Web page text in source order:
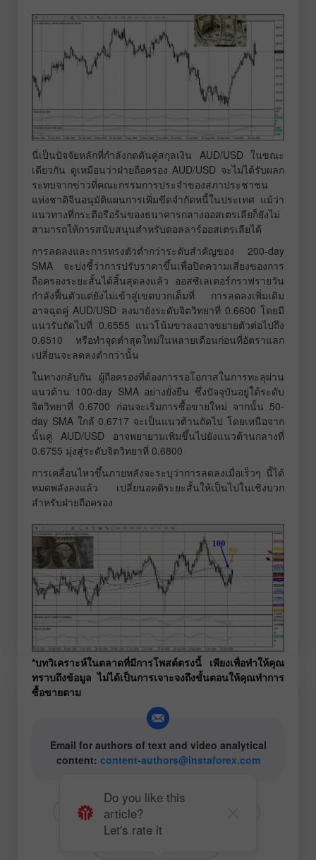
นี่เป็นปัจจัยหลักที่กำลังกดดันคู่สกุลเงิน AUD/USD ในขณะ
เดียวกัน ดูเหมือนว่าฝ่ายถือครอง AUD/USD จะไม่ได้รับผลก
ระทบจากข่าวที่คณะกรรมการประจำของสภาประชาชน
แห่งชาติจีนอนุมัติแผนการเพิ่มขีดจำกัดหนี้ในประเทศ แม้ว่า
แนวทางที่กระตือรือร้นของธนาคารกลางออสเตรเลียก็ยังไม่
สามารถให้การสนับสนุนสำหรับดอลลาร์ออสเตรเลียได้
การลดลงและการทรงตัวต่ำกว่าระดับสำคัญของ 200-day
SMA จะบ่งชี้ว่าการปรับราคาขึ้นเพื่อปิดความเสี่ยงของการ
ถือครองระยะสั้นได้สิ้นสุดลงแล้ว ออสซิเลเตอร์กราฟรายวัน
กำลังฟื้นตัวแต่ยังไม่เข้าสู่เขตบวกเต็มที่ การลดลงเพิ่มเติม
อาจฉุดคู่ AUD/USD ลงมายังระดับจิตวิทยาที่ 0.6600 โดยมี
แนวรับถัดไปที่ 0.6555 แนวโน้มขาลงอาจขยายตัวต่อไปถึง
0.6510 หรือทำจุดต่ำสุดใหม่ในหลายเดือนก่อนที่อัตราแลก
เปลี่ยนจะลดลงต่ำกว่านั้น
ในทางกลับกัน ผู้ถือครองที่ต้องการรอโอกาสในการทะลุผ่าน
แนวต้าน 100-day SMA อย่างยั่งยืน ซึ่งปัจจุบันอยู่ใต้ระดับ
จิตวิทยาที่ 0.6700 ก่อนจะเริ่มการซื้อขายใหม่ จากนั้น 50-
day SMA ใกล้ 0.6717 จะเป็นแนวต้านถัดไป โดยเหนือจาก
นั้นคู่ AUD/USD อาจพยายามเพิ่มขึ้นไปยังแนวต้านกลางที่
0.6755 มุ่งสู่ระดับจิตวิทยาที่ 0.6800
การเคลื่อนไหวขึ้นภายหลังจะระบุว่าการลดลงเมื่อเร็วๆ นี้ได้
หมดพลังลงแล้ว เปลี่ยนอคติระยะสั้นให้เป็นไปในเชิงบวก
สำหรับฝ่ายถือครอง
*บทวิเคราะห์ในตลาดที่มีการโพสต์ตรงนี้ เพียงเพื่อทำให้คุณ
ทราบถึงข้อมูล ไม่ได้เป็นการเจาะจงถึงขั้นตอนให้คุณทำการ
ซื้อขายตาม
Email for authors of text and video analytical
content: content-authors@instaforex.com
# USD # AUDUSD # AUD
Do you like this
article?
Let's rate it